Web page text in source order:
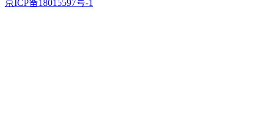
京ICP备18015597号-1